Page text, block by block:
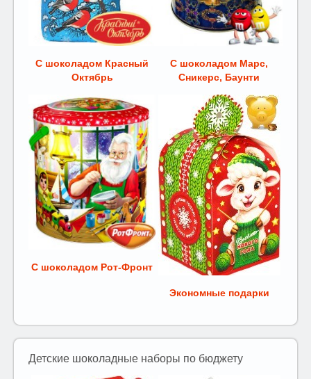
С шоколадом Красный
Октябрь
С шоколадом Марс,
Сникерс, Баунти
С шоколадом Рот-Фронт
Экономные подарки
Детские шоколадные наборы по бюджету